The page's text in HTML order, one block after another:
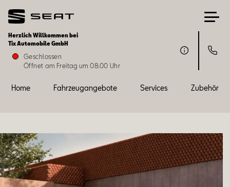
Herzlich Willkommen bei
Tix Automobile GmbH
Geschlossen
Öffnet am Freitag um 08:00 Uhr
Home
Fahrzeugangebote
Zubehör
SEAT FOR BUSINESS
Home Fahrzeugangebote Services Zubehör